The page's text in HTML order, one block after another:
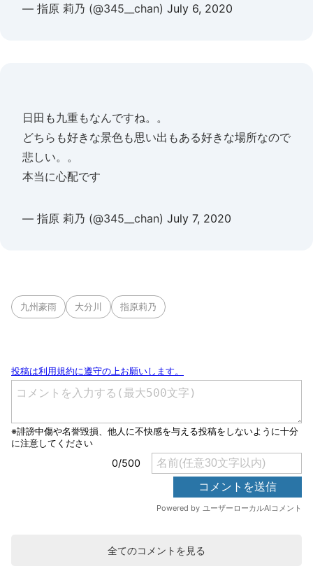
— 指原 莉乃 (@345__chan) July 6, 2020
日田も九重もなんですね。。
どちらも好きな景色も思い出もある好きな場所なので
悲しい。。
本当に心配です
— 指原 莉乃 (@345__chan) July 7, 2020
九州豪雨 大分川 指原莉乃
全てのコメントを見る